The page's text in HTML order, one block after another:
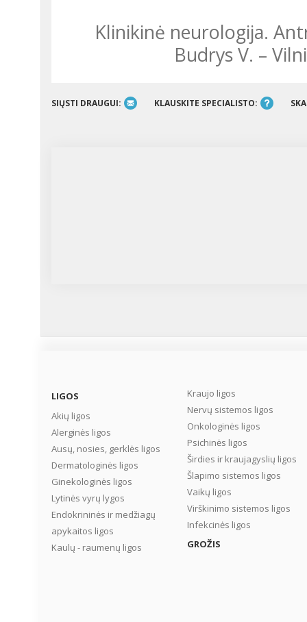
Klinikinė neurologija. Antrasis pataisytas ir papildytas leidimas/
Budrys V. –
SIŲSTI DRAUGUI: KLAUSKITE SPECIALISTO:
LIGOS
Akių ligos
Alerginės ligos
Ausų, nosies, gerklės ligos
Dermatologinės ligos
Ginekologinės ligos
Lytinės vyrų lygos
Endokrininės ir medžiagų
apykaitos ligos
Kaulų - raumenų ligos
Kraujo ligos
Nervų sistemos ligos
Onkologinės ligos
Psichinės ligos
Širdies ir kraujagyslių ligos
Šlapimo sistemos ligos
Vaikų ligos
Virškinimo sistemos ligos
Infekcinės ligos
GROŽIS